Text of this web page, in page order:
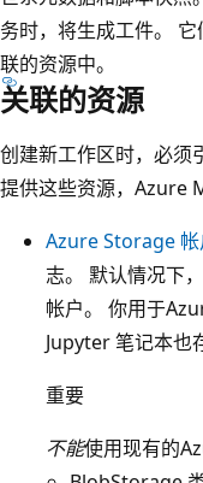
务时，将生成工件。
联的资源中。
关联的资源
创建新工作区时，必须
提供这些资源，Azure
Azure Storage 帐
志。 默认情况下
帐户。 你用于
Jupyter 笔记本也
重要
不能使用现有的